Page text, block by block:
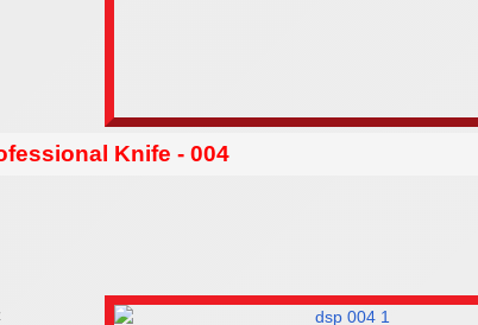
Knife - 004